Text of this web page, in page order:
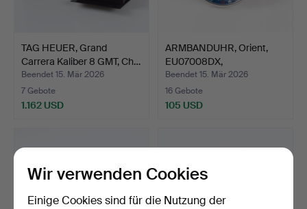
TAG HEUER, Grand
Carrera Kaliber 8 GMT, Ch…
Beendet 15. Mär 2026
7 Gebote
1.162 USD
ARMBANDUHR, Orient,
EU07008DX,
Automatisch…
Beendet 15. Mär 2026
16 Gebote
105 USD
Wir verwenden Cookies
Einige Cookies sind für die Nutzung der